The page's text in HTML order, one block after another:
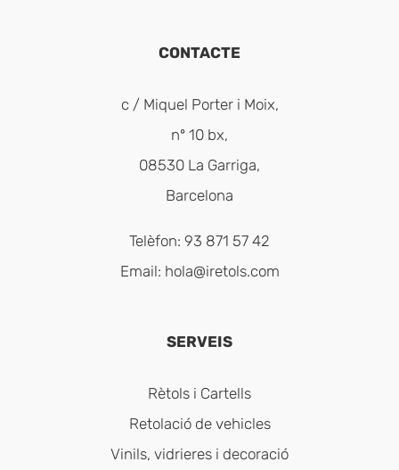
CONTACTE
c / Miquel Porter i Moix,
nº 10 bx,
08530 La Garriga,
Barcelona
Telèfon: 93 871 57 42
Email: hola@iretols.com
SERVEIS
Rètols i Cartells
Retolació de vehicles
Vinils, vidrieres i decoració